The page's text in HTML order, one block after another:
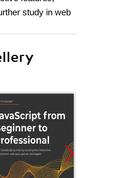
study in web